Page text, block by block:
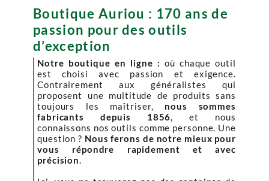
Boutique Auriou : 170 ans de
passion pour des outils
d’exception
Notre boutique en ligne : où chaque outil
est choisi avec passion et exigence.
Contrairement aux généralistes qui
proposent une multitude de produits sans
toujours les maîtriser, nous sommes
fabricants depuis 1856, et nous
connaissons nos outils comme personne. Une
question ? Nous ferons de notre mieux pour
vous répondre rapidement et avec
précision.